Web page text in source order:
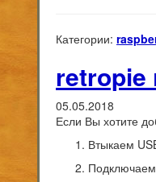
Категории:
retropie
05.05.2018
Если Вы хотите
Втыкаем